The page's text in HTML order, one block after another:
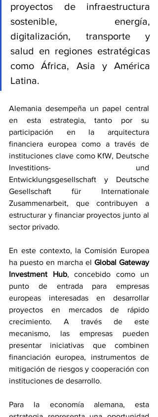
proyectos de infraestructura
sostenible, energía,
digitalización, transporte y
salud en regiones estratégicas
como África, Asia y América
Latina.
Alemania desempeña un papel central
en esta estrategia, tanto por su
participación en la arquitectura
financiera europea como a través de
instituciones clave como KfW, Deutsche
Investitions- und
Entwicklungsgesellschaft y Deutsche
Gesellschaft für Internationale
Zusammenarbeit, que contribuyen a
estructurar y financiar proyectos junto al
sector privado.
En este contexto, la Comisión Europea
ha puesto en marcha el Global Gateway
Investment Hub, concebido como un
punto de entrada para empresas
europeas interesadas en desarrollar
proyectos en mercados de rápido
crecimiento. A través de este
mecanismo, las empresas pueden
presentar iniciativas que combinen
financiación europea, instrumentos de
mitigación de riesgos y cooperación con
instituciones de desarrollo.
Para la economía alemana, esta